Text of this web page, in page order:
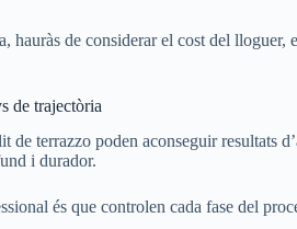
de considerar el cost del
de trajectòria
de terrazzo poden aconseguir
i durador.
és que controlen cada fase del